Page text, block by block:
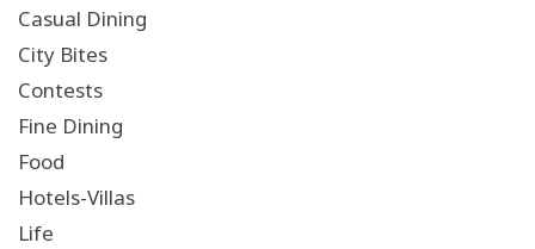
Casual Dining
City Bites
Contests
Fine Dining
Food
Hotels-Villas
Life